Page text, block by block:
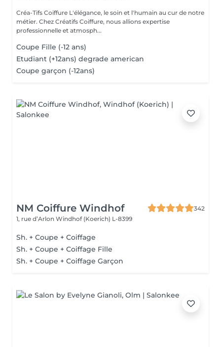
Créa-Tifs Coiffure L'élégance, le soin et l'humain au cur de notre
métier. Chez Créatifs Coiffure, nous allions expertise
professionnelle et atmosph...
Coupe Fille (-12 ans)
Etudiant (+12ans) degrade american
Coupe garçon (-12ans)
NM Coiffure Windhof
342
1, rue d’Arlon Windhof (Koerich) L-8399
Sh. + Coupe + Coiffage
Sh. + Coupe + Coiffage Fille
Sh. + Coupe + Coiffage Garçon